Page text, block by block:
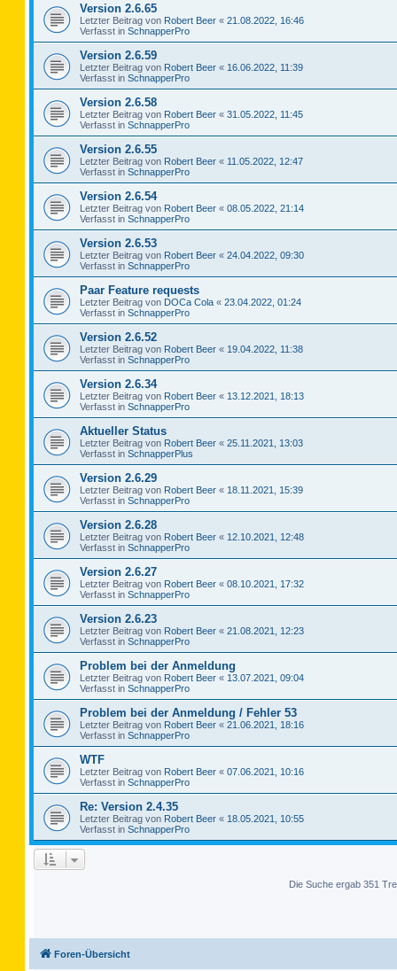
Version 2.6.65
Letzter Beitrag von Robert Beer « 21.08.2022, 16:46
Verfasst in SchnapperPro
Version 2.6.59
Letzter Beitrag von Robert Beer « 16.06.2022, 11:39
Verfasst in SchnapperPro
Version 2.6.58
Letzter Beitrag von Robert Beer « 31.05.2022, 11:45
Verfasst in SchnapperPro
Version 2.6.55
Letzter Beitrag von Robert Beer « 11.05.2022, 12:47
Verfasst in SchnapperPro
Version 2.6.54
Letzter Beitrag von Robert Beer « 08.05.2022, 21:14
Verfasst in SchnapperPro
Version 2.6.53
Letzter Beitrag von Robert Beer « 24.04.2022, 09:30
Verfasst in SchnapperPro
Paar Feature requests
Letzter Beitrag von DOCa Cola « 23.04.2022, 01:24
Verfasst in SchnapperPro
Version 2.6.52
Letzter Beitrag von Robert Beer « 19.04.2022, 11:38
Verfasst in SchnapperPro
Version 2.6.34
Letzter Beitrag von Robert Beer « 13.12.2021, 18:13
Verfasst in SchnapperPro
Aktueller Status
Letzter Beitrag von Robert Beer « 25.11.2021, 13:03
Verfasst in SchnapperPlus
Version 2.6.29
Letzter Beitrag von Robert Beer « 18.11.2021, 15:39
Verfasst in SchnapperPro
Version 2.6.28
Letzter Beitrag von Robert Beer « 12.10.2021, 12:48
Verfasst in SchnapperPro
Version 2.6.27
Letzter Beitrag von Robert Beer « 08.10.2021, 17:32
Verfasst in SchnapperPro
Version 2.6.23
Letzter Beitrag von Robert Beer « 21.08.2021, 12:23
Verfasst in SchnapperPro
Problem bei der Anmeldung
Letzter Beitrag von Robert Beer « 13.07.2021, 09:04
Verfasst in SchnapperPro
Problem bei der Anmeldung / Fehler 53
Letzter Beitrag von Robert Beer « 21.06.2021, 18:16
Verfasst in SchnapperPro
WTF
Letzter Beitrag von Robert Beer « 07.06.2021, 10:16
Verfasst in SchnapperPro
Re: Version 2.4.35
Letzter Beitrag von Robert Beer « 18.05.2021, 10:55
Verfasst in SchnapperPro
Die Suche ergab 351
Foren-Übersicht